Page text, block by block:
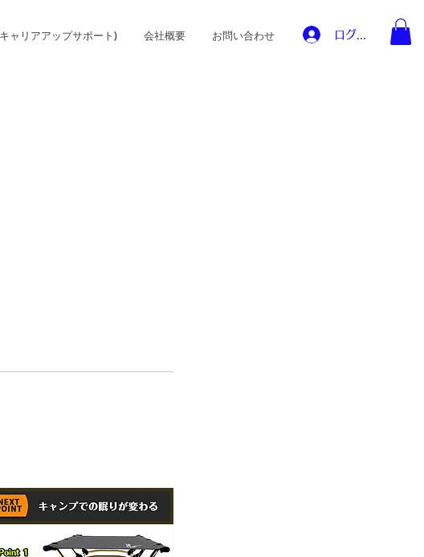
ャリアアップサポート) 会社概要 お問い合わせ ログイン